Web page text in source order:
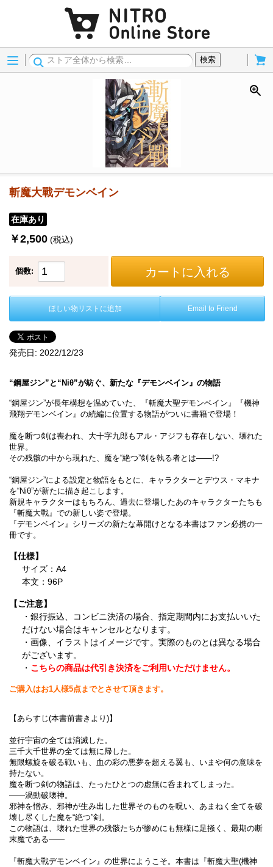
Menu
検索
斬魔大戰デモンベイン
在庫あり
￥2,500 (税込)
個数: カートに入れる
ほしい物リストに追加 Email to Friend
発売日: 2022/12/23
“鋼屋ジン”と“Niθ”が紡ぐ、新たな『デモンベイン』の物語
“鋼屋ジン”が長年構想を温めていた、『斬魔大聖デモンベイン』『機神
飛翔デモンベイン』の続編に位置する物語がついに書籍で登場！
魔を断つ剣は喪われ、大十字九郎もアル・アジフも存在しない、壊れた
世界。
その残骸の中から現れた、魔を“絶つ”剣を執る者とは――!?
“鋼屋ジン”による設定と物語をもとに、キャラクターとデウス・マキナ
を“Niθ”が新たに描き起こします。
新規キャラクターはもちろん、過去に登場したあのキャラクターたちも
『斬魔大戰』での新しい姿で登場。
『デモンベイン』シリーズの新たな幕開けとなる本書はファン必携の一
冊です。
【仕様】
サイズ：A4
本文：96P
【ご注意】
・銀行振込、コンビニ決済の場合、指定期間内にお支払いいた
だけない場合はキャンセルとなります。
・画像、イラストはイメージです。実際のものとは異なる場合
がございます。
・ こちらの商品は代引き決済をご利用いただけません。
ご購入はお1人様5点までとさせて頂きます。
【あらすじ(本書前書きより)】
並行宇宙の全ては消滅した。
三千大千世界の全ては無に帰した。
無限螺旋を破る戦いも、血の彩の悪夢を超える翼も、いまや何の意味を
持たない。
魔を断つ剣の物語は、たったひとつの虚無に呑まれてしまった。
――渦動破壊神。
邪神を憎み、邪神が生み出した世界そのものを呪い、あまねく全てを破
壊し尽くした魔を“絶つ”剣。
この物語は、壊れた世界の残骸たちが惨めにも無様に足掻く、最期の断
末魔である――
『斬魔大戰デモンベイン』の世界にようこそ。本書は『斬魔大聖(機神